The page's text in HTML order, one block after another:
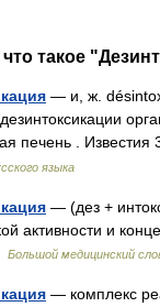
такое
— и, ж.
печень .
языка
— (дез +
активности и
Большой медицинский
— комплекс